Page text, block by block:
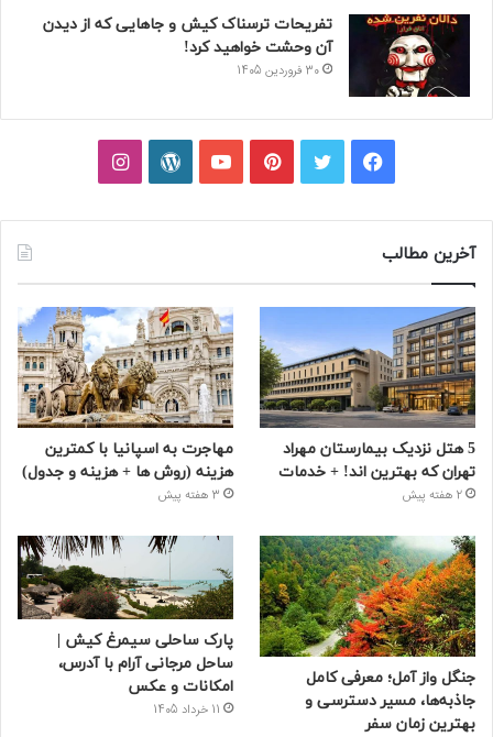
تفریحات ترسناک کیش و جاهایی که از دیدن
آن وحشت خواهید کرد!
30 فروردین 1405
فیسبوکتوییترپینتریستیوتیوبوردپرساینستاگرام
آخرین مطالب
5 هتل نزدیک بیمارستان مهراد
تهران که بهترین‌ اند! + خدمات
2 هفته پیش
مهاجرت به اسپانیا با کمترین
هزینه (روش ها + هزینه و جدول)
3 هفته پیش
جنگل واز آمل؛ معرفی کامل
جاذبه‌ها، مسیر دسترسی و
بهترین زمان سفر
پارک ساحلی سیمرغ کیش |
ساحل مرجانی آرام با آدرس،
امکانات و عکس
11 خرداد 1405